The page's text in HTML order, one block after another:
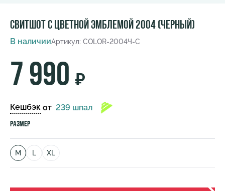
Свитшот с цветной эмблемой 2004 (черный)
В наличииАртикул: COLOR-2004Ч-С
7 990 ₽
Кешбэк от 239 шпал
Размер
M L XL